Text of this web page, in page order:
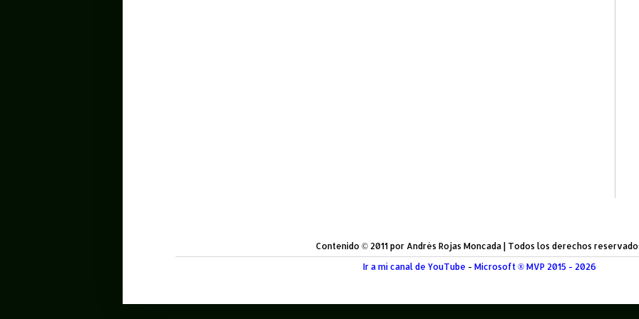
Contenido © 2011 por Andrés Rojas Moncada | Todos los derechos
Ir a mí canal de YouTube - Microsoft ® MVP 2015 - 2026